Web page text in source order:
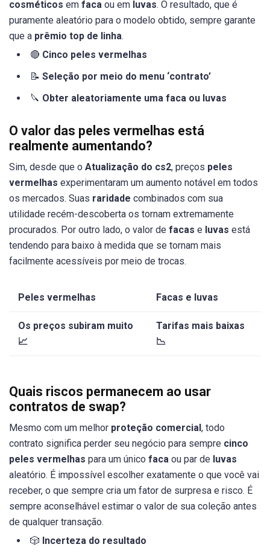
cosméticos em faca ou em luvas. O resultado, que é
puramente aleatório para o modelo obtido, sempre garante
que a prêmio top de linha.
🔴 Cinco peles vermelhas
📝 Seleção por meio do menu ‘contrato’
🔪 Obter aleatoriamente uma faca ou luvas
O valor das peles vermelhas está
realmente aumentando?
Sim, desde que o Atualização do cs2, preços peles
vermelhas experimentaram um aumento notável em todos
os mercados. Suas raridade combinados com sua
utilidade recém-descoberta os tornam extremamente
procurados. Por outro lado, o valor de facas e luvas está
tendendo para baixo à medida que se tornam mais
facilmente acessíveis por meio de trocas.
Peles vermelhas Facas e luvas
Os preços subiram muito
📈
Tarifas mais baixas
📉
Quais riscos permanecem ao usar
contratos de swap?
Mesmo com um melhor proteção comercial, todo
contrato significa perder seu negócio para sempre cinco
peles vermelhas para um único faca ou par de luvas
aleatório. É impossível escolher exatamente o que você vai
receber, o que sempre cria um fator de surpresa e risco. É
sempre aconselhável estimar o valor de sua coleção antes
de qualquer transação.
🎲 Incerteza do resultado